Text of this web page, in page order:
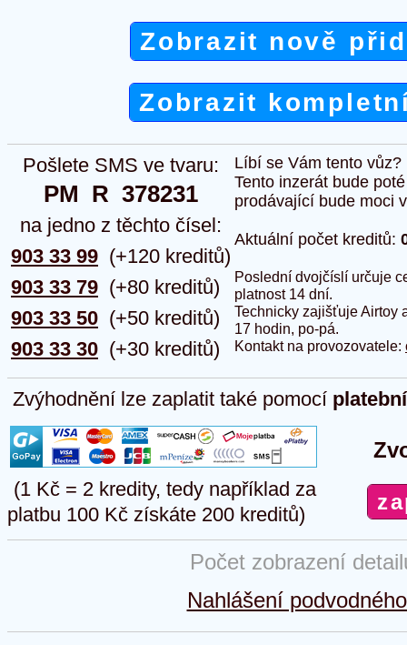
Zobrazit nově
Zobrazit
Pošlete SMS ve tvaru:
PM  R  378231
na jedno z těchto čísel:
903 33 99
903 33 79
903 33 50
903 33 30
(+120 kreditů)
(+80 kreditů)
(+50 kreditů)
(+30 kreditů)
Líbí se Vám tento
Tento inzerát bude
prodávající bude moci
Aktuální počet kreditů:
Poslední dvojčíslí určuje
platnost 14 dní.
Technicky zajišťuje Airtoy
17 hodin, po-pá.
Kontakt na provozovatele:
Zvýhodnění lze zaplatit také pomocí
(1 Kč = 2 kredity, tedy například za
platbu 100 Kč získáte 200 kreditů)
Počet zobrazení
Nahlášení